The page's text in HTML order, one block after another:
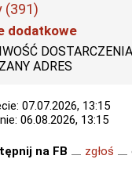
(391)
dodatkowe
ADRES
07.07.2026, 13:15
06.08.2026, 13:15
na FB zgłoś